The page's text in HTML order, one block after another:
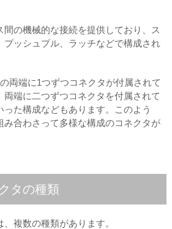
間の機械的な接続を提供しており、ス
プッシュプル、ラッチなどで構成され
両端に1つずつコネクタが付属されて
両端に二つずつコネクタを付属されて
た構成などもあります。このよう
み合わさって多様な構成のコネクタが
タの種類
は、複数の種類があります。